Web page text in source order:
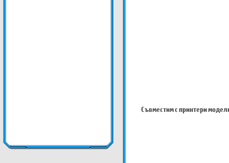
Съвместим с принтери